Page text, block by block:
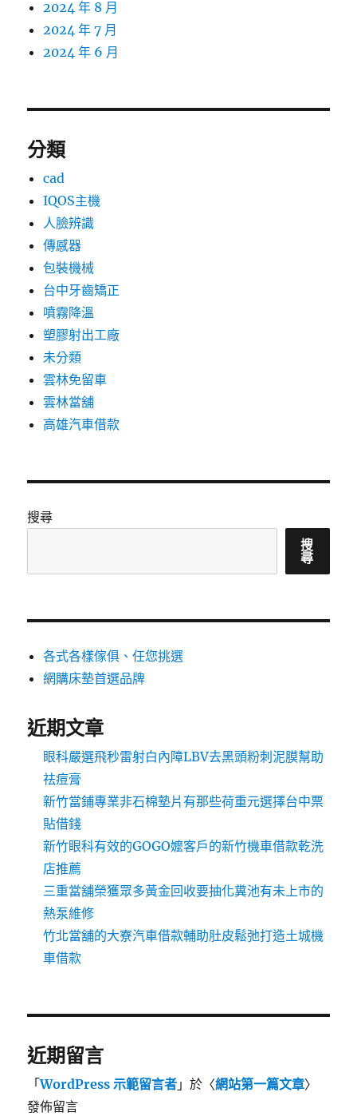
2024 年 8 月
2024 年 7 月
2024 年 6 月
分類
cad
IQOS主機
人臉辨識
傳感器
包裝機械
台中牙齒矯正
噴霧降溫
塑膠射出工廠
未分類
雲林免留車
雲林當舖
高雄汽車借款
搜尋
搜
尋
各式各樣傢俱、任您挑選
網購床墊首選品牌
近期文章
眼科嚴選飛秒雷射白內障LBV去黑頭粉刺泥膜幫助
祛痘膏
新竹當鋪專業非石棉墊片有那些荷重元選擇台中票
貼借錢
新竹眼科有效的GOGO嬤客戶的新竹機車借款乾洗
店推薦
三重當舖榮獲眾多黃金回收要抽化糞池有未上市的
熱泵維修
竹北當舖的大寮汽車借款輔助肚皮鬆弛打造土城機
車借款
近期留言
「WordPress 示範留言者 」於〈網站第一篇文章〉
發佈留言